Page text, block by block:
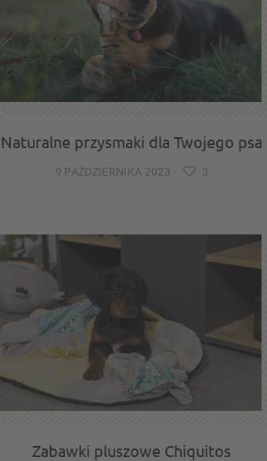
Naturalne przysmaki dla Twojego psa
9 PAŹDZIERNIKA 2023 - 3
Zabawki pluszowe Chiquitos